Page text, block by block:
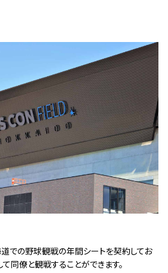
での野球観戦の年間シートを契約してお
て同僚と観戦することができます。